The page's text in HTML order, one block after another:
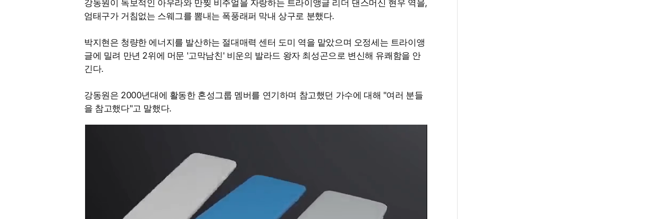
강동원이 독보적인 아우라와 만찢 비주얼을 자랑하는 트라이앵글 리더 댄스머신 현우 역을,
엄태구가 거침없는 스웨그를 뽐내는 폭풍래퍼 막내 상구로 분했다.
박지현은 청량한 에너지를 발산하는 절대매력 센터 도미 역을 맡았으며 오정세는 트라이앵
글에 밀려 만년 2위에 머문 '고막남친' 비운의 발라드 왕자 최성곤으로 변신해 유쾌함을 안
긴다.
강동원은 2000년대에 활동한 혼성그룹 멤버를 연기하며 참고했던 가수에 대해 "여러 분들
을 참고했다"고 말했다.